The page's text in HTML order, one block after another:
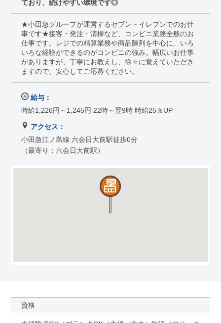
ており、続けやすい環境です◎
★小田急グループが運営するセブン－イレブンでのお仕
事です★接客・発注・清掃など、コンビニ業務全般のお
仕事です。レジでの精算業務や商品陳列を中心に、いろ
いろな経験ができるのがコンビニの強み。幅広いお仕事
がありますが、丁寧にお教えし、徐々に覚えていただき
ますので、安心してご応募ください。
給与：
時給1,226円～1,245円 22時～翌9時 時給25％UP
アクセス：
小田急江ノ島線 六会日大前駅徒歩0分
（最寄り：六会日大前駅）
資格